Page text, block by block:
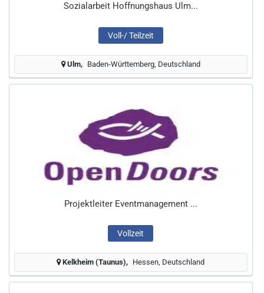
Sozialarbeit Hoffnungshaus Ulm...
Voll-/ Teilzeit
Ulm Baden-Württemberg, Deutschland
Projektleiter Eventmanagement ...
Vollzeit
Kelkheim (Taunus) Hessen, Deutschland